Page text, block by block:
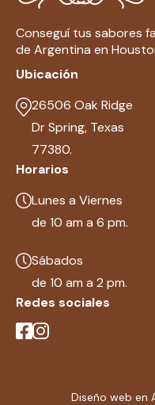
Conseguí tus sabores
de Argentina en
Ubicación
26506 Oak Ridge
Dr Spring, Texas
77380.
Horarios
Lunes a Viernes
de 10 am a 6 pm.
Sábados
de 10 am a 2 pm.
Redes sociales
Diseño web en